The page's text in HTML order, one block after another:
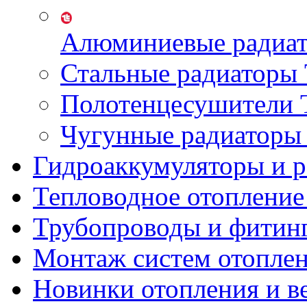
Алюминиевые
Стальные
Чугунные
Гидроаккумуляторы и
Тепловодное
Трубопроводы и
Монтаж систем
Новинки отопления и